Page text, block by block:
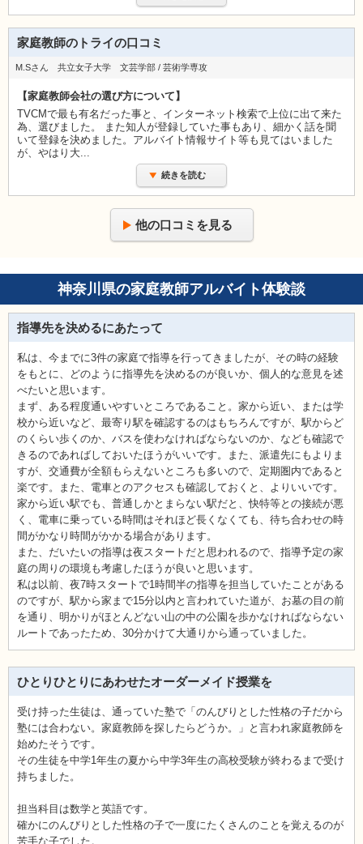
家庭教師のトライの口コミ
M.Sさん 共立女子大学 文芸学部 / 芸術学専攻
【家庭教師会社の選び方について】
TVCMで最も有名だった事と、インターネット検索で上位に出て来た
為、選びました。 また知人が登録していた事もあり、細かく話を聞
いて登録を決めました。アルバイト情報サイト等も見てはいました
が、やはり大...
続きを読む
他の口コミを見る
神奈川県の家庭教師アルバイト体験談
指導先を決めるにあたって
私は、今までに3件の家庭で指導を行ってきましたが、その時の経験
をもとに、どのように指導先を決めるのが良いか、個人的な意見を述
べたいと思います。
まず、ある程度通いやすいところであること。家から近い、または学
校から近いなど、最寄り駅を確認するのはもちろんですが、駅からど
のくらい歩くのか、バスを使わなければならないのか、なども確認で
きるのであればしておいたほうがいいです。また、派遣先にもよりま
すが、交通費が全額もらえないところも多いので、定期圏内であると
楽です。また、電車とのアクセスも確認しておくと、よりいいです。
家から近い駅でも、普通しかとまらない駅だと、快特等との接続が悪
く、電車に乗っている時間はそれほど長くなくても、待ち合わせの時
間がかなり時間がかかる場合があります。
また、だいたいの指導は夜スタートだと思われるので、指導予定の家
庭の周りの環境も考慮したほうが良いと思います。
私は以前、夜7時スタートで1時間半の指導を担当していたことがある
のですが、駅から家まで15分以内と言われていた道が、お墓の目の前
を通り、明かりがほとんどない山の中の公園を歩かなければならない
ルートであったため、30分かけて大通りから通っていました。
ひとりひとりにあわせたオーダーメイド授業を
受け持った生徒は、通っていた塾で「のんびりとした性格の子だから
塾には合わない。家庭教師を探したらどうか。」と言われ家庭教師を
始めたそうです。
その生徒を中学1年生の夏から中学3年生の高校受験が終わるまで受け
持ちました。
担当科目は数学と英語です。
確かにのんびりとした性格の子で一度にたくさんのことを覚えるのが
苦手な子でした。